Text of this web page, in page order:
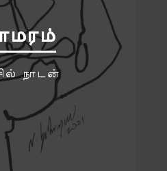
நாடன்